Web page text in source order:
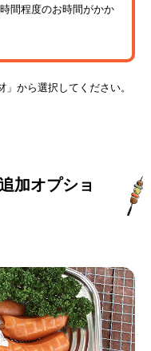
間程度のお時間がかか
から選択してください。
加オプショ